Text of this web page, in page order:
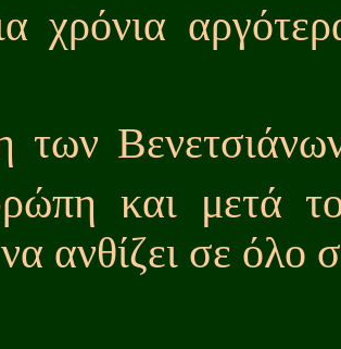
χρόνια
και μετά
ανθίζει σε